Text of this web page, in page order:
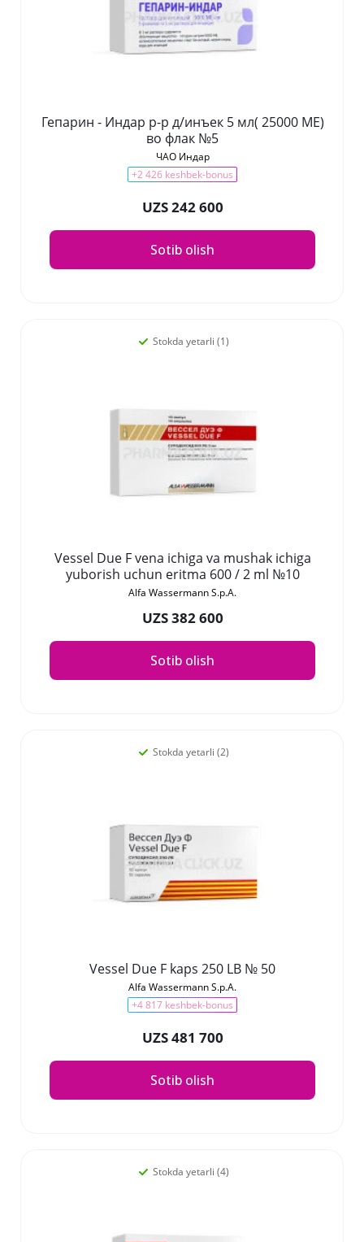
Гепарин - Индар р-р д/инъек 5 мл( 25000 МЕ)
во флак №5
ЧАО Индар
+2 426 keshbek-bonus
UZS 242 600
Sotib olish
Stokda yetarli (1)
Vessel Due F vena ichiga va mushak ichiga
yuborish uchun eritma 600 / 2 ml №10
Alfa Wassermann S.p.A.
UZS 382 600
Sotib olish
Stokda yetarli (2)
Vessel Due F kaps 250 LB № 50
Alfa Wassermann S.p.A.
+4 817 keshbek-bonus
UZS 481 700
Sotib olish
Stokda yetarli (4)